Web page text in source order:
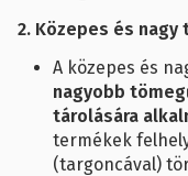
2. Közepes és
A közepes és
nagyobb
tárolására
termékek
(targoncával)